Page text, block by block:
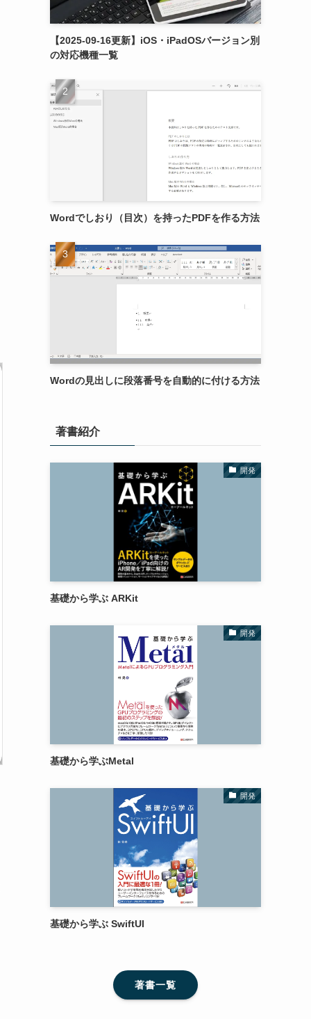
【2025-09-16更新】iOS・iPadOSバージョン別
の対応機種一覧
Wordでしおり（目次）を持ったPDFを作る方法
Wordの見出しに段落番号を自動的に付ける方法
著書紹介
開発
基礎から学ぶ ARKit
開発
基礎から学ぶMetal
開発
基礎から学ぶ SwiftUI
著書一覧